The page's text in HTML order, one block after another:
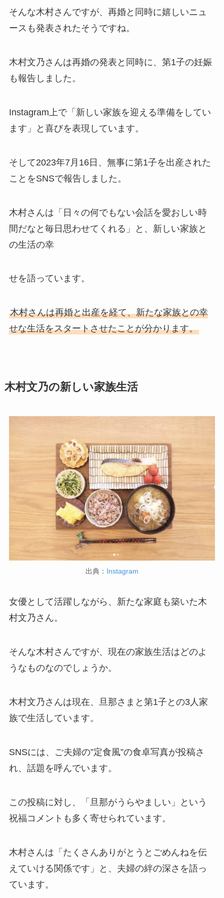
そんな木村さんですが、再婚と同時に嬉しいニュ
ースも発表されたそうですね。
木村文乃さんは再婚の発表と同時に、第1子の妊娠
も報告しました。
Instagram上で「新しい家族を迎える準備をしてい
ます」と喜びを表現しています。
そして2023年7月16日、無事に第1子を出産された
ことをSNSで報告しました。
木村さんは「日々の何でもない会話を愛おしい時
間だなと毎日思わせてくれる」と、新しい家族と
の生活の幸
せを語っています。
木村さんは再婚と出産を経て、新たな家族との幸
せな生活をスタートさせたことが分かります。
木村文乃の新しい家族生活
出典： Instagram
女優として活躍しながら、新たな家庭も築いた木
村文乃さん。
そんな木村さんですが、現在の家族生活はどのよ
うなものなのでしょうか。
木村文乃さんは現在、旦那さまと第1子との3人家
族で生活しています。
SNSには、ご夫婦の”定食風”の食卓写真が投稿さ
れ、話題を呼んでいます。
この投稿に対し、「旦那がうらやましい」という
祝福コメントも多く寄せられています。
木村さんは「たくさんありがとうとごめんねを伝
えていける関係です」と、夫婦の絆の深さを語っ
ています。